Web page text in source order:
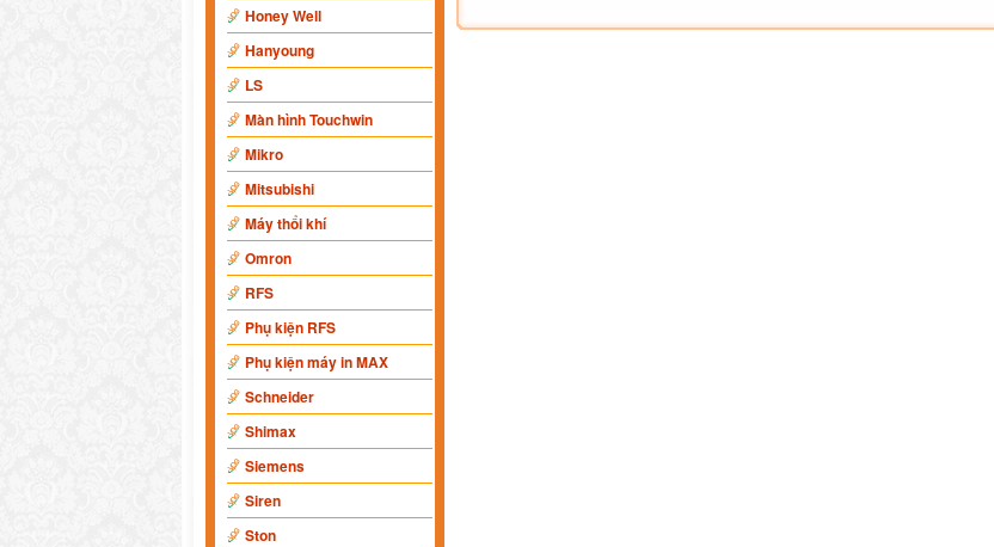
Honey Well
Hanyoung
LS
Màn hình Touchwin
Mikro
Mitsubishi
Máy thổi khí
Omron
RFS
Phụ kiện RFS
Phụ kiện máy in MAX
Schneider
Shimax
Siemens
Siren
Ston